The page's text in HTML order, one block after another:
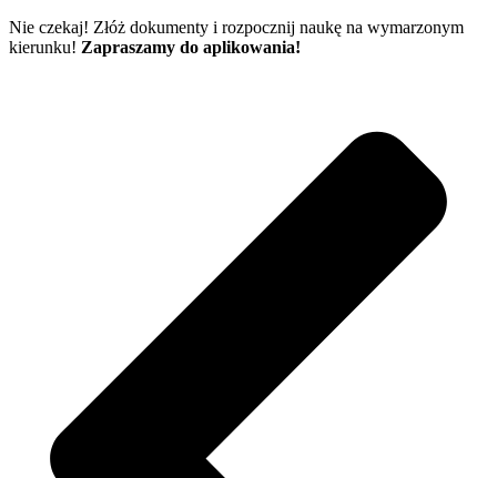
Nie czekaj! Złóż dokumenty i rozpocznij naukę na wymarzonym
kierunku! Zapraszamy do aplikowania!